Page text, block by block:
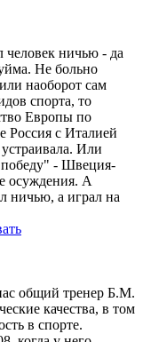
ничью - да
Не больно
наоборот сам
спорта, то
Европы по
Россия с Италией
Или
- Швеция-
осуждения. А
ничью, а играл на
общий тренер Б.М.
качества, в том
сть в спорте.